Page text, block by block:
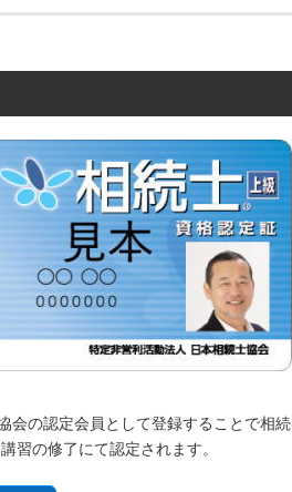
会の認定会員として登録することで相続
習の修了にて認定されます。